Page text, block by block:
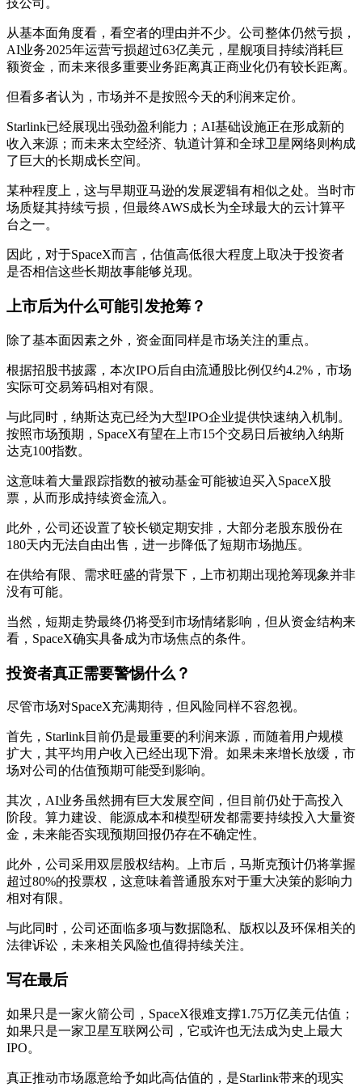
技公司。
从基本面角度看，看空者的理由并不少。公司整体仍然亏损，
AI业务2025年运营亏损超过63亿美元，星舰项目持续消耗巨
额资金，而未来很多重要业务距离真正商业化仍有较长距离。
但看多者认为，市场并不是按照今天的利润来定价。
Starlink已经展现出强劲盈利能力；AI基础设施正在形成新的
收入来源；而未来太空经济、轨道计算和全球卫星网络则构成
了巨大的长期成长空间。
某种程度上，这与早期亚马逊的发展逻辑有相似之处。当时市
场质疑其持续亏损，但最终AWS成长为全球最大的云计算平
台之一。
因此，对于SpaceX而言，估值高低很大程度上取决于投资者
是否相信这些长期故事能够兑现。
上市后为什么可能引发抢筹？
除了基本面因素之外，资金面同样是市场关注的重点。
根据招股书披露，本次IPO后自由流通股比例仅约4.2%，市场
实际可交易筹码相对有限。
与此同时，纳斯达克已经为大型IPO企业提供快速纳入机制。
按照市场预期，SpaceX有望在上市15个交易日后被纳入纳斯
达克100指数。
这意味着大量跟踪指数的被动基金可能被迫买入SpaceX股
票，从而形成持续资金流入。
此外，公司还设置了较长锁定期安排，大部分老股东股份在
180天内无法自由出售，进一步降低了短期市场抛压。
在供给有限、需求旺盛的背景下，上市初期出现抢筹现象并非
没有可能。
当然，短期走势最终仍将受到市场情绪影响，但从资金结构来
看，SpaceX确实具备成为市场焦点的条件。
投资者真正需要警惕什么？
尽管市场对SpaceX充满期待，但风险同样不容忽视。
首先，Starlink目前仍是最重要的利润来源，而随着用户规模
扩大，其平均用户收入已经出现下滑。如果未来增长放缓，市
场对公司的估值预期可能受到影响。
其次，AI业务虽然拥有巨大发展空间，但目前仍处于高投入
阶段。算力建设、能源成本和模型研发都需要持续投入大量资
金，未来能否实现预期回报仍存在不确定性。
此外，公司采用双层股权结构。上市后，马斯克预计仍将掌握
超过80%的投票权，这意味着普通股东对于重大决策的影响力
相对有限。
与此同时，公司还面临多项与数据隐私、版权以及环保相关的
法律诉讼，未来相关风险也值得持续关注。
写在最后
如果只是一家火箭公司，SpaceX很难支撑1.75万亿美元估值；
如果只是一家卫星互联网公司，它或许也无法成为史上最大
IPO。
真正推动市场愿意给予如此高估值的，是Starlink带来的现实